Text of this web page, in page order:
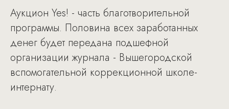
Аукцион Yes! - часть благотворительной
программы. Половина всех заработанных
денег будет передана подшефной
организации журнала - Вышегородской
вспомогательной коррекционной школе-
интернату.